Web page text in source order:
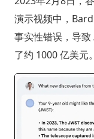
演示视频中，
事实性错误，导
了约 1000 亿美元。